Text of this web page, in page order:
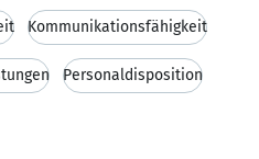
Kommunikationsfähigkeit
Personaldisposition